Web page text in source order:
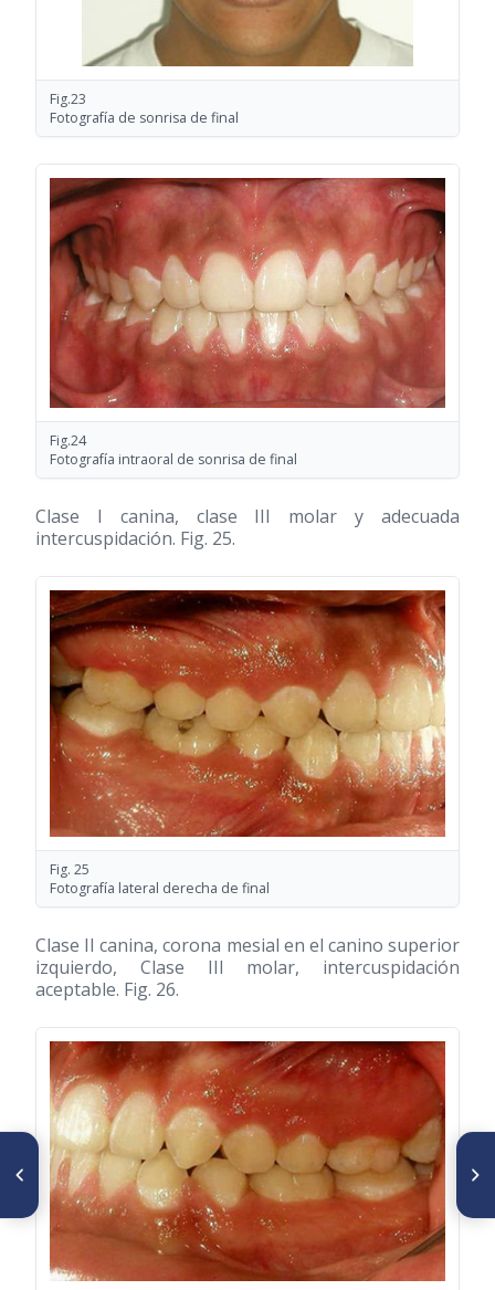
Fig.23
Fotografía de sonrisa de final
Fig.24
Fotografía intraoral de sonrisa de final
Clase I canina, clase III molar y adecuada
intercuspidación. Fig. 25.
Fig. 25
Fotografía lateral derecha de final
Clase II canina, corona mesial en el canino superior
izquierdo, Clase III molar, intercuspidación
aceptable. Fig. 26.
ARTÍCULO ANTERIOR
Máscara facial de Protracción
como tratamiento de
Maloclusiones Clase III -
Reporte de Caso Clínico
SIGUIENTE ARTÍCULO
Características faciales y
anomalías de malposición
dentaria más comunes en
hombres de 18 a 22 años de
la II Zona naval en Galápagos